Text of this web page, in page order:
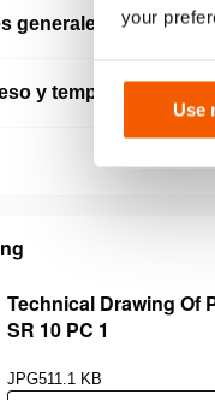
your
Use
generales
y temperatura
Technical Drawing Of
SR 10 PC 1
JPG511.1 KB